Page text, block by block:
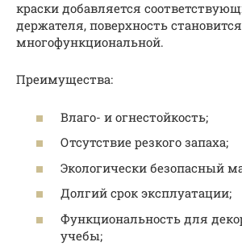
краски добавляется
держателя, поверхность становится
многофункциональной.
Преимущества:
Влаго- и огнестойкость;
Отсутствие резкого запаха;
Экологически безопасный
Долгий срок эксплуатации;
Функциональность для
учебы;